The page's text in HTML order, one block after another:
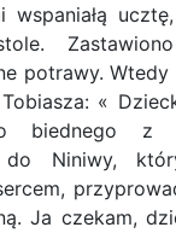
wspaniałą
potrawy. Wtedy
«
biednego z
do Niniwy,
Ja czekam,